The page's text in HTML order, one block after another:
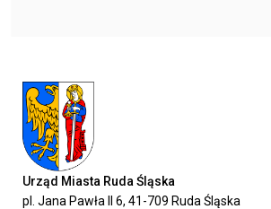
Urząd Miasta Ruda Śląska
pl. Jana Pawła II 6, 41-709 Ruda Śląska